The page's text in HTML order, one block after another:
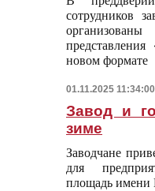
сотрудников
новом формате
01.11.2025
Завод и
зиме
Заводчане
для
площадь имени